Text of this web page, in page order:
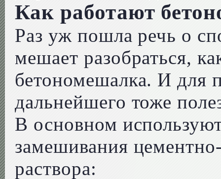
Как работают
Раз уж пошла речь о
мешает разобраться,
бетономешалка. И для
дальнейшего тоже
В основном
замешивания
раствора: